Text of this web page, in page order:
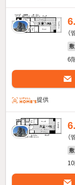
（
敷
6
提供
（
敷